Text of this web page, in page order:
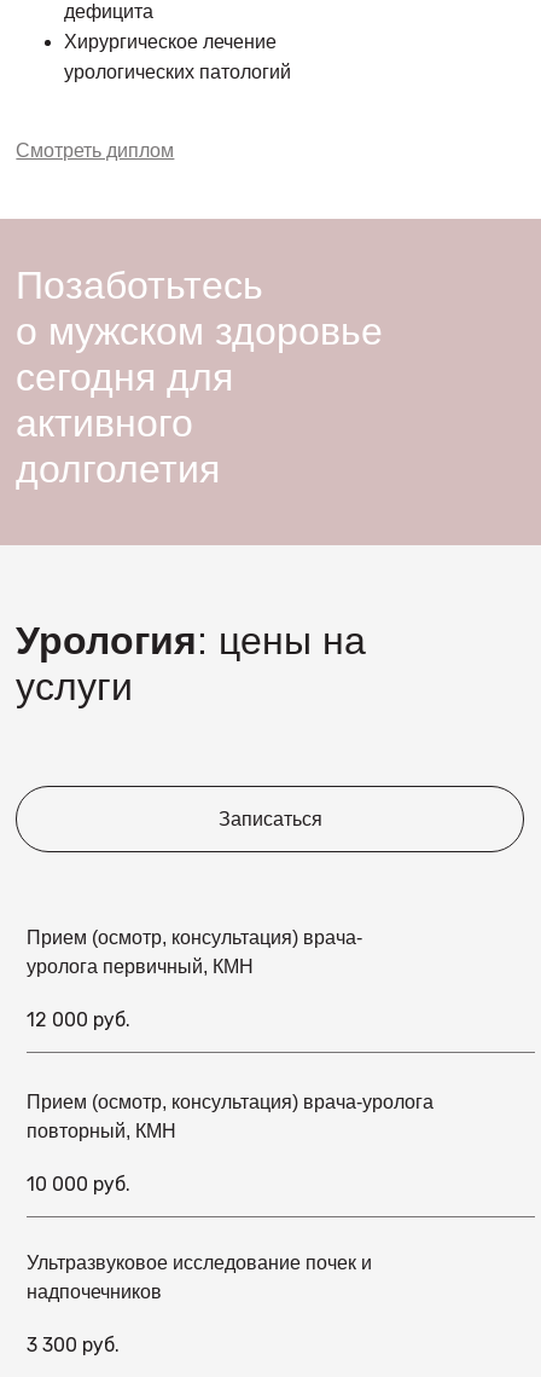
Позаботьтесь
о мужском здоровье
сегодня для
активного
долголетия
дефицита
Хирургическое лечение
урологических патологий
Смотреть диплом
Урология: цены на
услуги
Записаться
Услуга
Прием (осмотр, консультация) врача-
уролога первичный, КМН
12 000 руб.
Прием (осмотр, консультация) врача-уролога
повторный, КМН
10 000 руб.
Ультразвуковое исследование почек и
надпочечников
3 300 руб.